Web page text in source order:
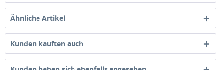
Ähnliche Artikel
Kunden kauften auch